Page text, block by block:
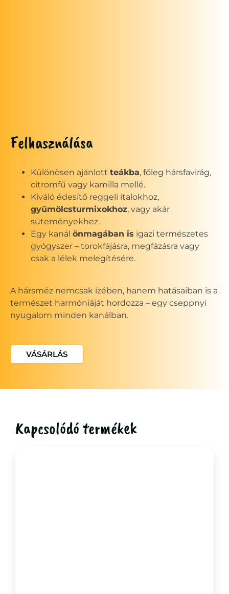
Felhasználása
Különösen ajánlott teákba, főleg hársfavirág,
citromfű vagy kamilla mellé.
Kiváló édesítő reggeli italokhoz,
gyümölcsturmixokhoz, vagy akár
süteményekhez.
Egy kanál önmagában is igazi természetes
gyógyszer – torokfájásra, megfázásra vagy
csak a lélek melegítésére.
A hársméz nemcsak ízében, hanem hatásaiban is a
természet harmóniáját hordozza – egy cseppnyi
nyugalom minden kanálban.
VÁSÁRLÁS
Kapcsolódó termékek